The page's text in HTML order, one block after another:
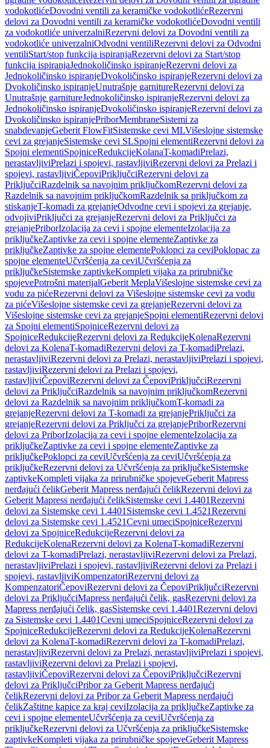
vodokotlićeDovodni ventili za keramičke vodokotlićeRezervni
delovi za Dovodni ventili za keramičke vodokotlićeDovodni ventili
za vodokotliće univerzalniRezervni delovi za Dovodni ventili za
vodokotliće univerzalniOdvodni ventiliRezervni delovi za Odvodni
ventiliStart/stop funkcija ispiranjaRezervni delovi za Start/stop
funkcija ispiranjaJednokoličinsko ispiranjeRezervni delovi za
Jednokoličinsko ispiranjeDvokoličinsko ispiranjeRezervni delovi za
Dvokoličinsko ispiranjeUnutrašnje garnitureRezervni delovi za
Unutrašnje garnitureJednokoličinsko ispiranjeRezervni delovi za
Jednokoličinsko ispiranjeDvokoličinsko ispiranjeRezervni delovi za
Dvokoličinsko ispiranjePriborMembraneSistemi za
snabdevanjeGeberit FlowFitSistemske cevi MLVišeslojne sistemske
cevi za grejanjeSistemske cevi SLSpojni elementiRezervni delovi za
Spojni elementiSpojniceRedukcijeKolanaT-komadiPrelazi,
nerastavljiviPrelazi i spojevi, rastavljiviRezervni delovi za Prelazi i
spojevi, rastavljiviČepoviPriključciRezervni delovi za
PriključciRazdelnik sa navojnim priključkomRezervni delovi za
Razdelnik sa navojnim priključkomRazdelnik sa priključkom za
stiskanjeT-komadi za grejanjeOdvodne cevi i spojevi za grejanje,
odvojiviPriključci za grejanjeRezervni delovi za Priključci za
grejanjePriborIzolacija za cevi i spojne elementeIzolacija za
priključkeZaptivke za cevi i spojne elementeZaptivke za
priključkeZaptivke za spojne elementePoklopci za ceviPoklopac za
spojne elementeUčvršćenja za ceviUčvršćenja za
priključkeSistemske zaptivkeKompleti vijaka za prirubničke
spojevePotrošni materijalGeberit MeplaVišeslojne sistemske cevi za
vodu za pićeRezervni delovi za Višeslojne sistemske cevi za vodu
za pićeVišeslojne sistemske cevi za grejanjeRezervni delovi za
Višeslojne sistemske cevi za grejanjeSpojni elementiRezervni delovi
za Spojni elementiSpojniceRezervni delovi za
SpojniceRedukcijeRezervni delovi za RedukcijeKolenaRezervni
delovi za KolenaT-komadiRezervni delovi za T-komadiPrelazi,
nerastavljiviRezervni delovi za Prelazi, nerastavljiviPrelazi i spojevi,
rastavljiviRezervni delovi za Prelazi i spojevi,
rastavljiviČepoviRezervni delovi za ČepoviPriključciRezervni
delovi za PriključciRazdelnik sa navojnim priključkomRezervni
delovi za Razdelnik sa navojnim priključkomT-komadi za
grejanjeRezervni delovi za T-komadi za grejanjePriključci za
grejanjeRezervni delovi za Priključci za grejanjePriborRezervni
delovi za PriborIzolacija za cevi i spojne elementeIzolacija za
priključkeZaptivke za cevi i spojne elementeZaptivke za
priključkePoklopci za ceviUčvršćenja za ceviUčvršćenja za
priključkeRezervni delovi za Učvršćenja za priključkeSistemske
zaptivkeKompleti vijaka za prirubničke spojeveGeberit Mapress
nerđajući čelikGeberit Mapress nerđajući čelikRezervni delovi za
Geberit Mapress nerđajući čelikSistemske cevi 1.4401Rezervni
delovi za Sistemske cevi 1.4401 Sistemske cevi 1.4521Rezervni
delovi za Sistemske cevi 1.4521Cevni umeciSpojniceRezervni
delovi za SpojniceRedukcijeRezervni delovi za
RedukcijeKolenaRezervni delovi za KolenaT-komadiRezervni
delovi za T-komadiPrelazi, nerastavljiviRezervni delovi za Prelazi,
nerastavljiviPrelazi i spojevi, rastavljiviRezervni delovi za Prelazi i
spojevi, rastavljiviKompenzatoriRezervni delovi za
KompenzatoriČepoviRezervni delovi za ČepoviPriključciRezervni
delovi za PriključciMapress nerđajući čelik, gasRezervni delovi za
Mapress nerđajući čelik, gasSistemske cevi 1.4401Rezervni delovi
za Sistemske cevi 1.4401Cevni umeciSpojniceRezervni delovi za
SpojniceRedukcijeRezervni delovi za RedukcijeKolenaRezervni
delovi za KolenaT-komadiRezervni delovi za T-komadiPrelazi,
nerastavljiviRezervni delovi za Prelazi, nerastavljiviPrelazi i spojevi,
rastavljiviRezervni delovi za Prelazi i spojevi,
rastavljiviČepoviRezervni delovi za ČepoviPriključciRezervni
delovi za PriključciPribor za Geberit Mapress nerđajući
čelikRezervni delovi za Pribor za Geberit Mapress nerđajući
čelikZaštitne kapice za kraj ceviIzolacija za priključkeZaptivke za
cevi i spojne elementeUčvršćenja za ceviUčvršćenja za
priključkeRezervni delovi za Učvršćenja za priključkeSistemske
zaptivkeKompleti vijaka za prirubničke spojeveGeberit Mapress